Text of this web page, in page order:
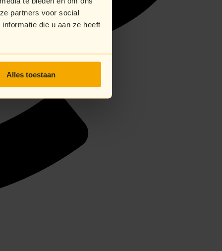
partners voor social
die u aan ze heeft
Alles toestaan